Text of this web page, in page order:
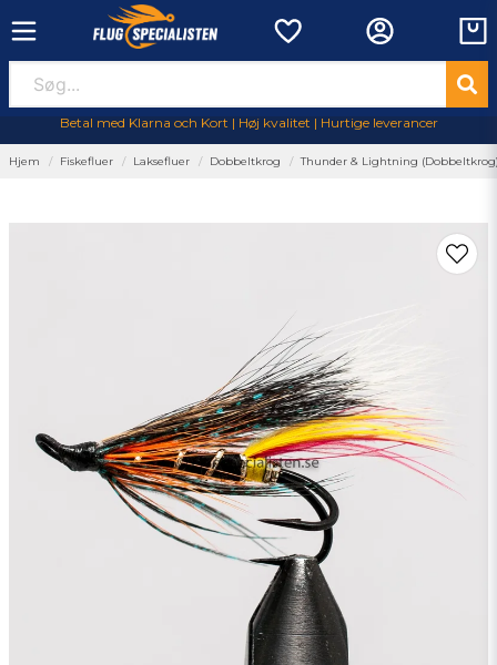
Betal med Klarna och Kort | Høj kvalitet | Hurtige leverancer
Hjem Fiskefluer Laksefluer Dobbeltkrog Thunder & Lightning